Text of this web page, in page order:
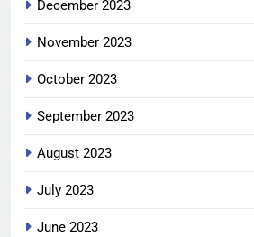
December 2023
November 2023
October 2023
September 2023
August 2023
July 2023
June 2023